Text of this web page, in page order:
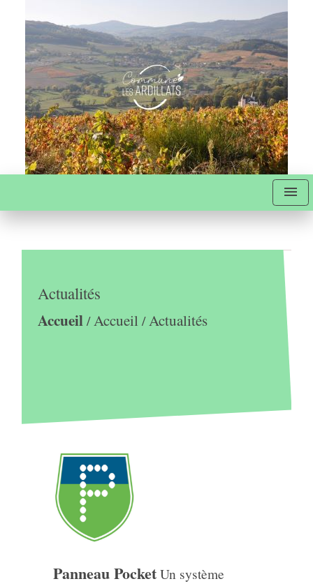
menu
Actualités
Accueil / Accueil / Actualités
Panneau Pocket Un système